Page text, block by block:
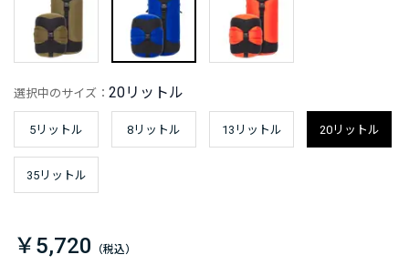
選択中のサイズ： 20リットル
5リットル 8リットル 13リットル 20リットル
35リットル
￥5,720